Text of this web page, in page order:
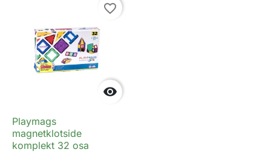

favorite_border
Playmags
magnetklotside
komplekt 32 osa